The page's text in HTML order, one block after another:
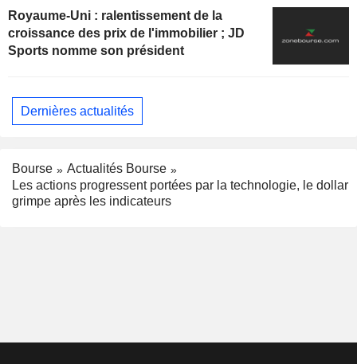
Royaume-Uni : ralentissement de la
croissance des prix de l'immobilier ; JD
Sports nomme son président
Dernières actualités
Bourse
Actualités Bourse
Les actions progressent portées par la technologie, le dollar
grimpe après les indicateurs